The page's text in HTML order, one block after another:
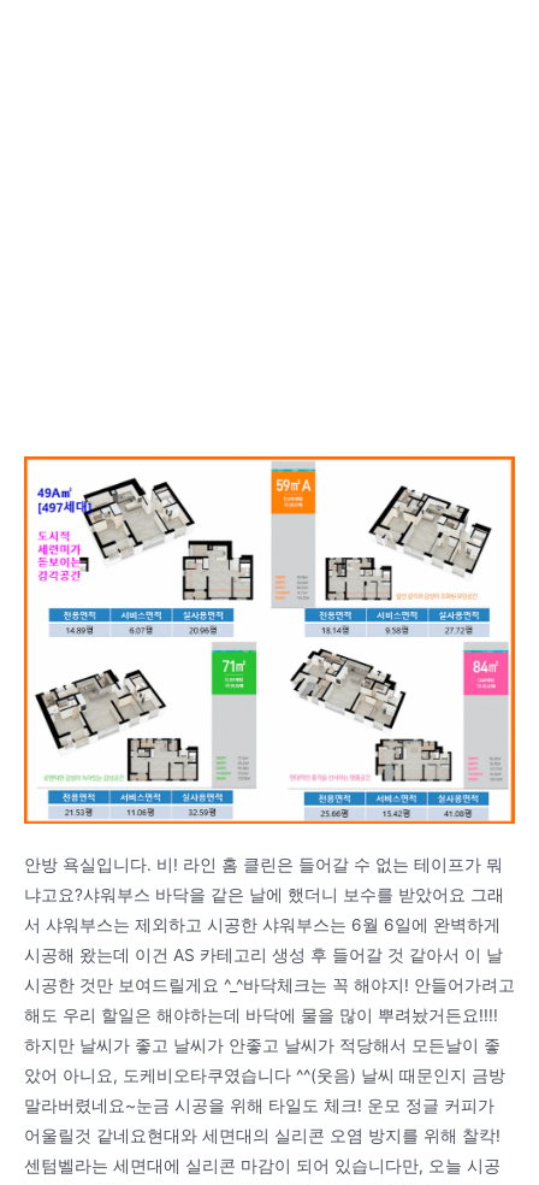
안방 욕실입니다. 비! 라인 홈 클린은 들어갈 수 없는 테이프가 뭐
냐고요?샤워부스 바닥을 같은 날에 했더니 보수를 받았어요 그래
서 샤워부스는 제외하고 시공한 샤워부스는 6월 6일에 완벽하게
시공해 왔는데 이건 AS 카테고리 생성 후 들어갈 것 같아서 이 날
시공한 것만 보여드릴게요 ^_^바닥체크는 꼭 해야지! 안들어가려고
해도 우리 할일은 해야하는데 바닥에 물을 많이 뿌려놨거든요!!!!
하지만 날씨가 좋고 날씨가 안좋고 날씨가 적당해서 모든날이 좋
았어 아니요, 도케비오타쿠였습니다 ^^(웃음) 날씨 때문인지 금방
말라버렸네요~눈금 시공을 위해 타일도 체크! 운모 정글 커피가
어울릴것 같네요현대와 세면대의 실리콘 오염 방지를 위해 찰칵!
센텀벨라는 세면대에 실리콘 마감이 되어 있습니다만, 오늘 시공